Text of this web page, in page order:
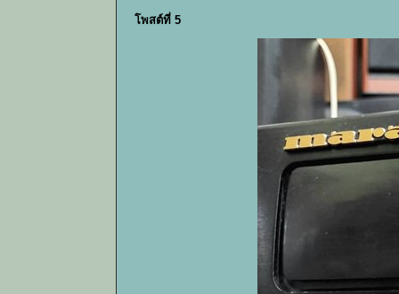
โพสต์ที่ 5